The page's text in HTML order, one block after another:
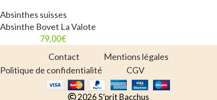
Absinthes suisses
Absinthe Bovet La Valote
79,00€
Contact
Mentions légales
Politique de confidentialité
CGV
2026 S’prit Bacchus